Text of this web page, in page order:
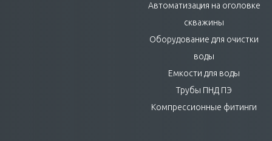
Автоматизация на оголовке
скважины
Оборудование для очистки
воды
Емкости для воды
Трубы ПНД ПЭ
Компрессионные фитинги